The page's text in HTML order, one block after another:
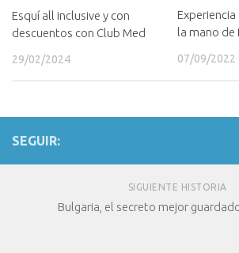
Esquí all inclusive y con
descuentos con Club Med
29/02/2024
la mano de
07/09/2022
SEGUIR:
SIGUIENTE HISTORIA
Bulgaria, el secreto mejor